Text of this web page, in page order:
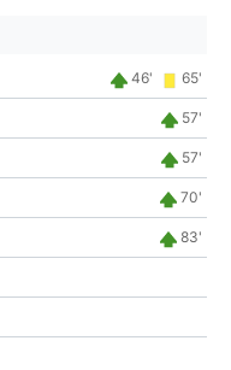
46' 65'
57'
57'
70'
83'